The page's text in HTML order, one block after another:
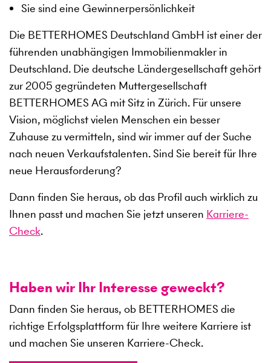
Sie sind eine Gewinnerpersönlichkeit
Die BETTERHOMES Deutschland GmbH ist einer der
führenden unabhängigen Immobilienmakler in
Deutschland. Die deutsche Ländergesellschaft gehört
zur 2005 gegründeten Muttergesellschaft
BETTERHOMES AG mit Sitz in Zürich. Für unsere
Vision, möglichst vielen Menschen ein besser
Zuhause zu vermitteln, sind wir immer auf der Suche
nach neuen Verkaufstalenten. Sind Sie bereit für Ihre
neue Herausforderung?
Dann finden Sie heraus, ob das Profil auch wirklich zu
Ihnen passt und machen Sie jetzt unseren Karriere-
Check.
Haben wir Ihr Interesse geweckt?
Dann finden Sie heraus, ob BETTERHOMES die
richtige Erfolgsplattform für Ihre weitere Karriere ist
und machen Sie unseren Karriere-Check.